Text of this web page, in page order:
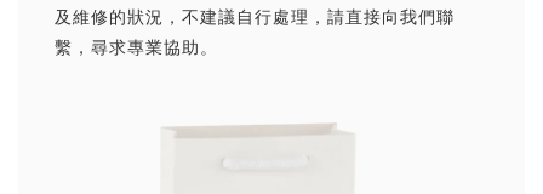
及維修的狀況，不建議自行處理，請直接向我們聯
繫，尋求專業協助。